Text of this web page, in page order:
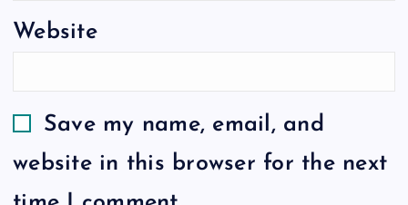
Website
Save my name, email, and
website in this browser for the next